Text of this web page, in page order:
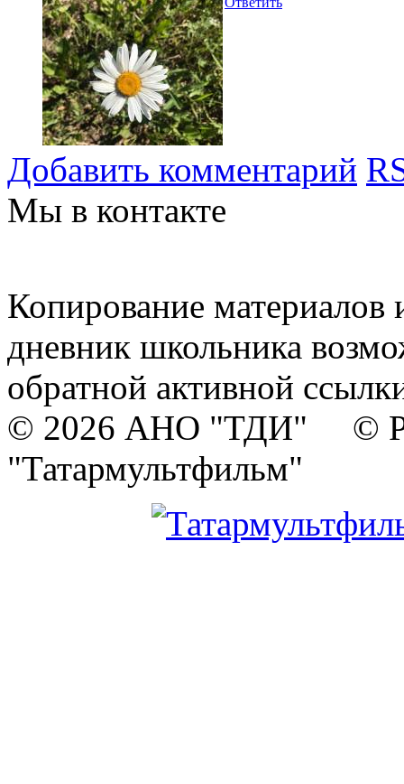
Добавить комментарий
Мы в контакте
Копирование материалов
дневник школьника
обратной активной
© 2026 АНО "ТДИ" ©
"Татармультфильм"